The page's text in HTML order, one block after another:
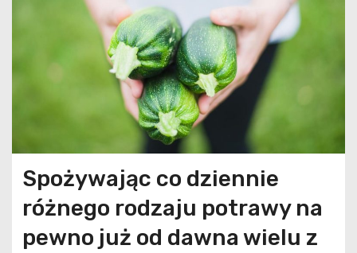
Spożywając co dziennie
różnego rodzaju potrawy na
pewno już od dawna wielu z